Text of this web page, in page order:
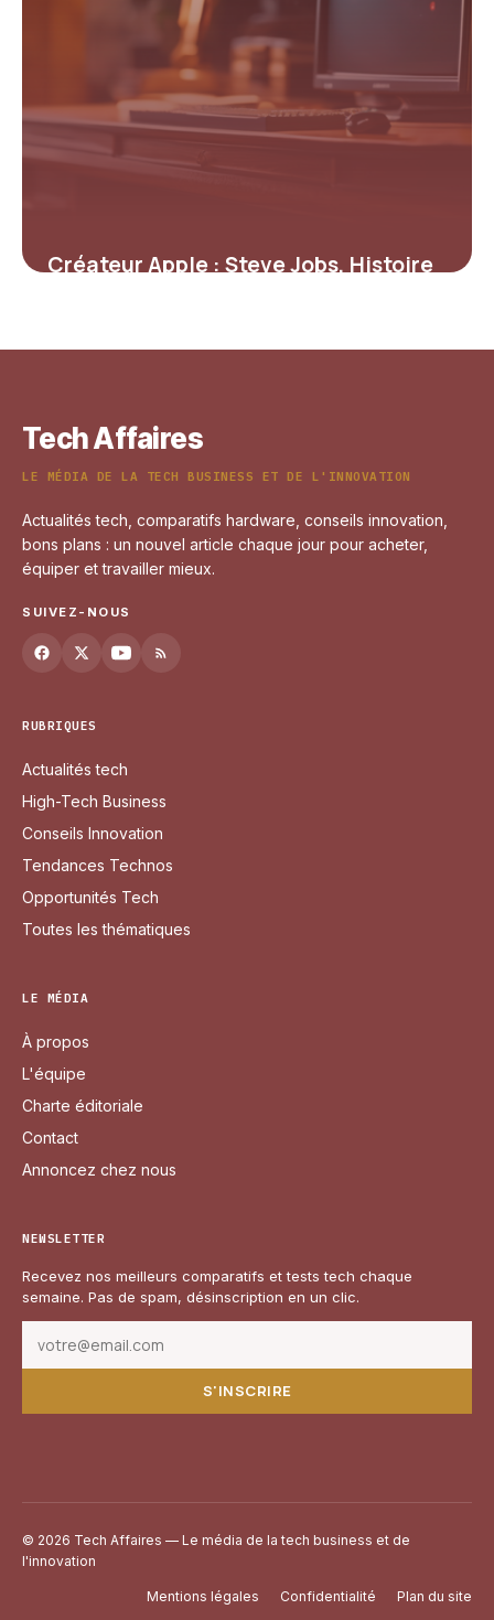
Créateur Apple : Steve Jobs, Histoire
Tech Affaires
LE MÉDIA DE LA TECH BUSINESS ET DE L'INNOVATION
Actualités tech, comparatifs hardware, conseils innovation,
bons plans : un nouvel article chaque jour pour acheter,
équiper et travailler mieux.
SUIVEZ-NOUS
RUBRIQUES
Actualités tech
High-Tech Business
Conseils Innovation
Tendances Technos
Opportunités Tech
Toutes les thématiques
LE MÉDIA
À propos
L'équipe
Charte éditoriale
Contact
Annoncez chez nous
NEWSLETTER
Recevez nos meilleurs comparatifs et tests tech chaque
semaine. Pas de spam, désinscription en un clic.
S'INSCRIRE
© 2026 Tech Affaires — Le média de la tech business et de
l'innovation
Mentions légales Confidentialité Plan du site